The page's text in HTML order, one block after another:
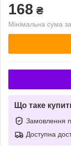
168 ₴
Мінімальна сума
Що таке
Замовлення
Доступна